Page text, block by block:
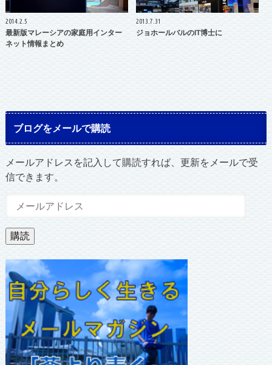
2014.2.5
最新版マレーシアの家庭用インター
ネット情報まとめ
2013.7.31
ジョホールバルのIT博士に
ブログをメールで購読
メールアドレスを記入して購読すれば、更新をメールで受
信できます。
ル
ア
ド
レ
ス
購読